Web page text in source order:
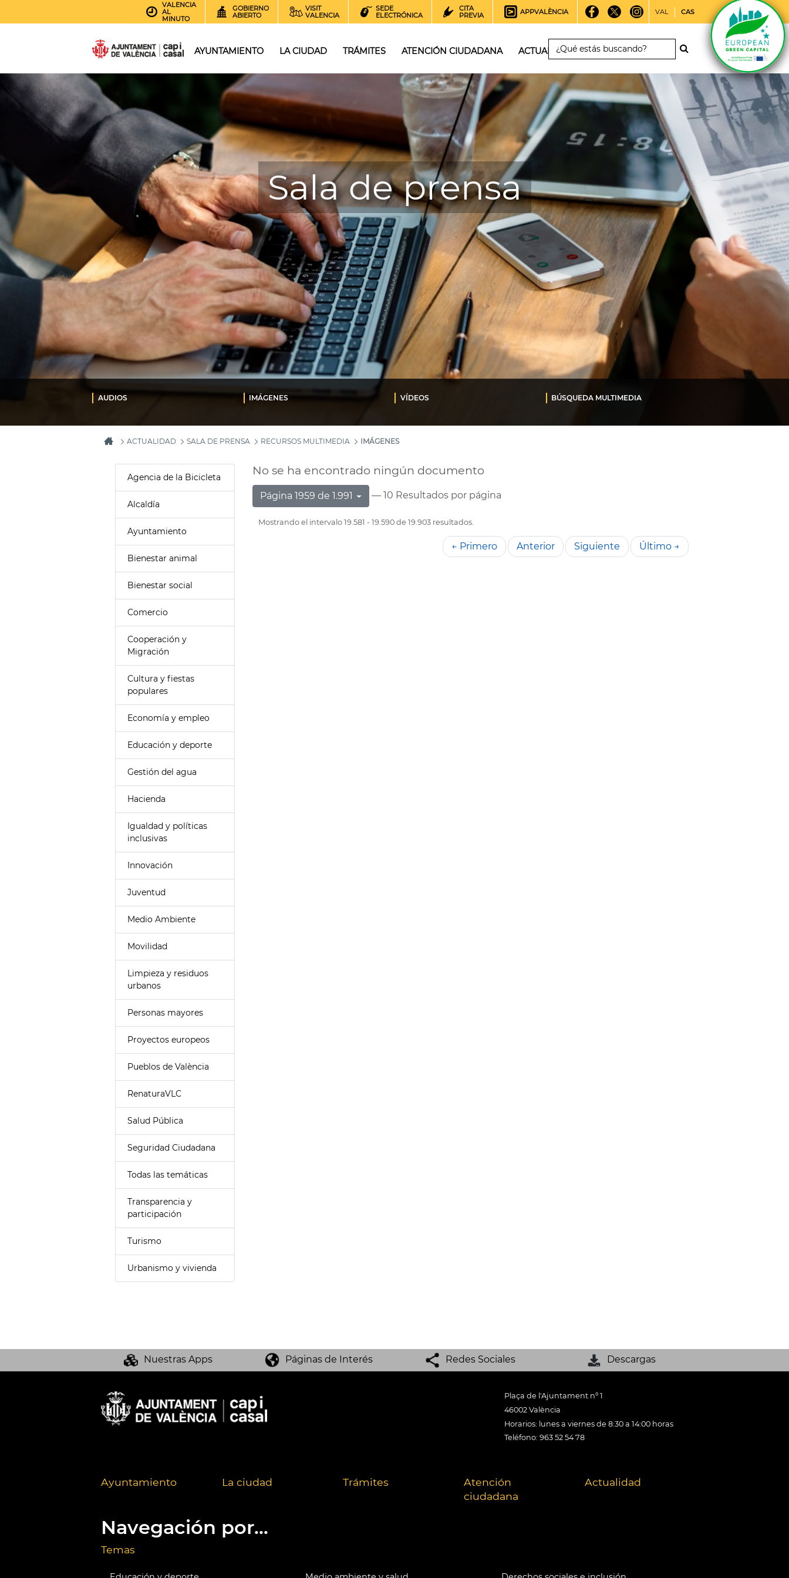
VALENCIA
AL
MINUTO
GOBIERNO
ABIERTO
VISIT
VALENCIA
SEDE
ELECTRÓNICA
CITA
PREVIA
APPVALÈNCIA VAL CAS
AYUNTAMIENTO LA CIUDAD TRÁMITES ATENCIÓN CIUDADANA ACTUALIDAD
Sala de prensa
AUDIOS IMÁGENES VÍDEOS BÚSQUEDA MULTIMEDIA
ACTUALIDAD SALA DE PRENSA RECURSOS MULTIMEDIA IMÁGENES
Agencia de la Bicicleta
Alcaldía
Ayuntamiento
Bienestar animal
Bienestar social
Comercio
Cooperación y
Migración
Cultura y fiestas
populares
Economía y empleo
Educación y deporte
Gestión del agua
Hacienda
Igualdad y políticas
inclusivas
Innovación
Juventud
Medio Ambiente
Movilidad
Limpieza y residuos
urbanos
Personas mayores
Proyectos europeos
Pueblos de València
RenaturaVLC
Salud Pública
Seguridad Ciudadana
Todas las temáticas
Transparencia y
participación
Turismo
Urbanismo y vivienda
No se ha encontrado ningún documento
Página 1959 de 1.991 — 10 Resultados por página
Mostrando el intervalo 19.581 - 19.590 de 19.903 resultados.
← Primero Anterior Siguiente Último →
Nuestras Apps Páginas de Interés Redes Sociales Descargas
Plaça de l'Ajuntament nº 1
46002 València
Horarios: lunes a viernes de 8:30 a 14:00 horas
Teléfono: 963 52 54 78
Ayuntamiento La ciudad Trámites
Atención
ciudadana
Actualidad
Navegación por...
Temas